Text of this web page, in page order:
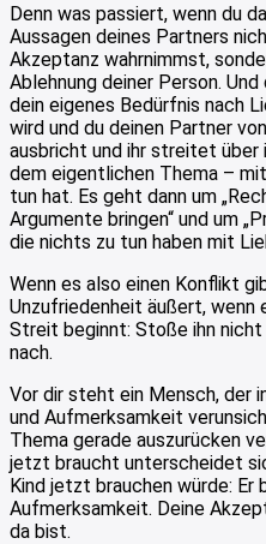
Denn was passiert, wenn du
Aussagen deines Partners
Akzeptanz wahrnimmst,
Ablehnung deiner Person.
dein eigenes Bedürfnis nach
wird und du deinen Partner
ausbricht und ihr streitet über
dem eigentlichen Thema –
tun hat. Es geht dann um
Argumente bringen“ und um
die nichts zu tun haben mit
Wenn es also einen Konflikt
Unzufriedenheit äußert, wenn
Streit beginnt: Stoße ihn
nach.
Vor dir steht ein Mensch, der
und Aufmerksamkeit
Thema gerade auszurücken
jetzt braucht unterscheidet
Kind jetzt brauchen würde: Er
Aufmerksamkeit. Deine
da bist.